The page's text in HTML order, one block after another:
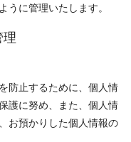
うに管理いたします。
理
防止するために、個人情
護に努め、また、個人情
お預かりした個人情報の